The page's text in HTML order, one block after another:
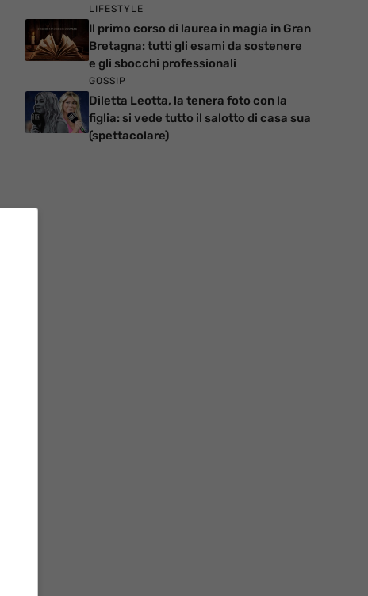
LIFESTYLE
Il primo corso di laurea in magia in Gran
Bretagna: tutti gli esami da sostenere
e gli sbocchi professionali
GOSSIP
Diletta Leotta, la tenera foto con la
figlia: si vede tutto il salotto di casa sua
(spettacolare)